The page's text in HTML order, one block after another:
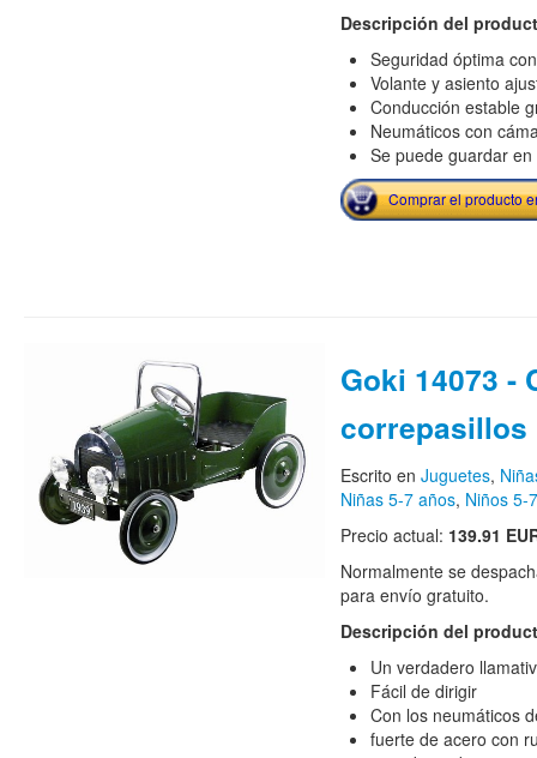
Descripción del
Seguridad óptima
Volante y asiento
Conducción estable
Neumáticos con
Se puede guardar
Comprar el producto
Goki 14073 -
correpasillos
Escrito en Juguetes,
Niñas 5-7 años, Niños 5-
Precio actual: 139.91
Normalmente se
para envío gratuito.
Descripción del
Un verdadero
Fácil de dirigir
Con los neumáticos
fuerte de acero con